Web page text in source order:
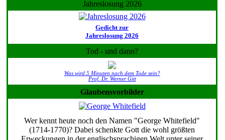
Jahreslosung 2026
Gedicht zur
Jahreslosung 2026
Tod - und dann?
Was wird 5 Minuten nach dem Tode sein?
Prof. Dr. Werner Gitt
Glaubensvorbilder
Wer kennt heute noch den Namen "George Whitefield"
(1714-1770)? Dabei schenkte Gott die wohl größten